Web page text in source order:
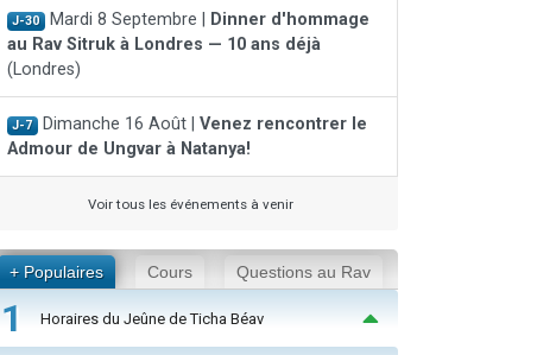
J-30 Mardi 8 Septembre |
Dinner d'hommage
au Rav Sitruk à Londres — 10 ans déjà
(Londres)
J-7 Dimanche 16 Août | Venez rencontrer le
Admour de Ungvar à Natanya!
Voir tous les événements à venir
+ Populaires Cours Questions au Rav
1 Horaires du Jeûne de Ticha Béav